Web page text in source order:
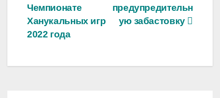
предупредительн
ую забастовку
Чемпионате
Ханукальных игр
2022 года